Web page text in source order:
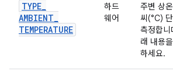
TYPE_
AMBIENT_
TEMPERATURE
하드
웨어
주변 상
씨(°C)
측정합니
래 내용
하세요.